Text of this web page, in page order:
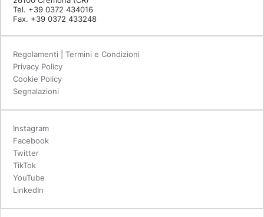
Tel. +39 0372 434016
Fax. +39 0372 433248
Regolamenti | Termini e Condizioni
Privacy Policy
Cookie Policy
Segnalazioni
Instagram
Facebook
Twitter
TikTok
YouTube
LinkedIn